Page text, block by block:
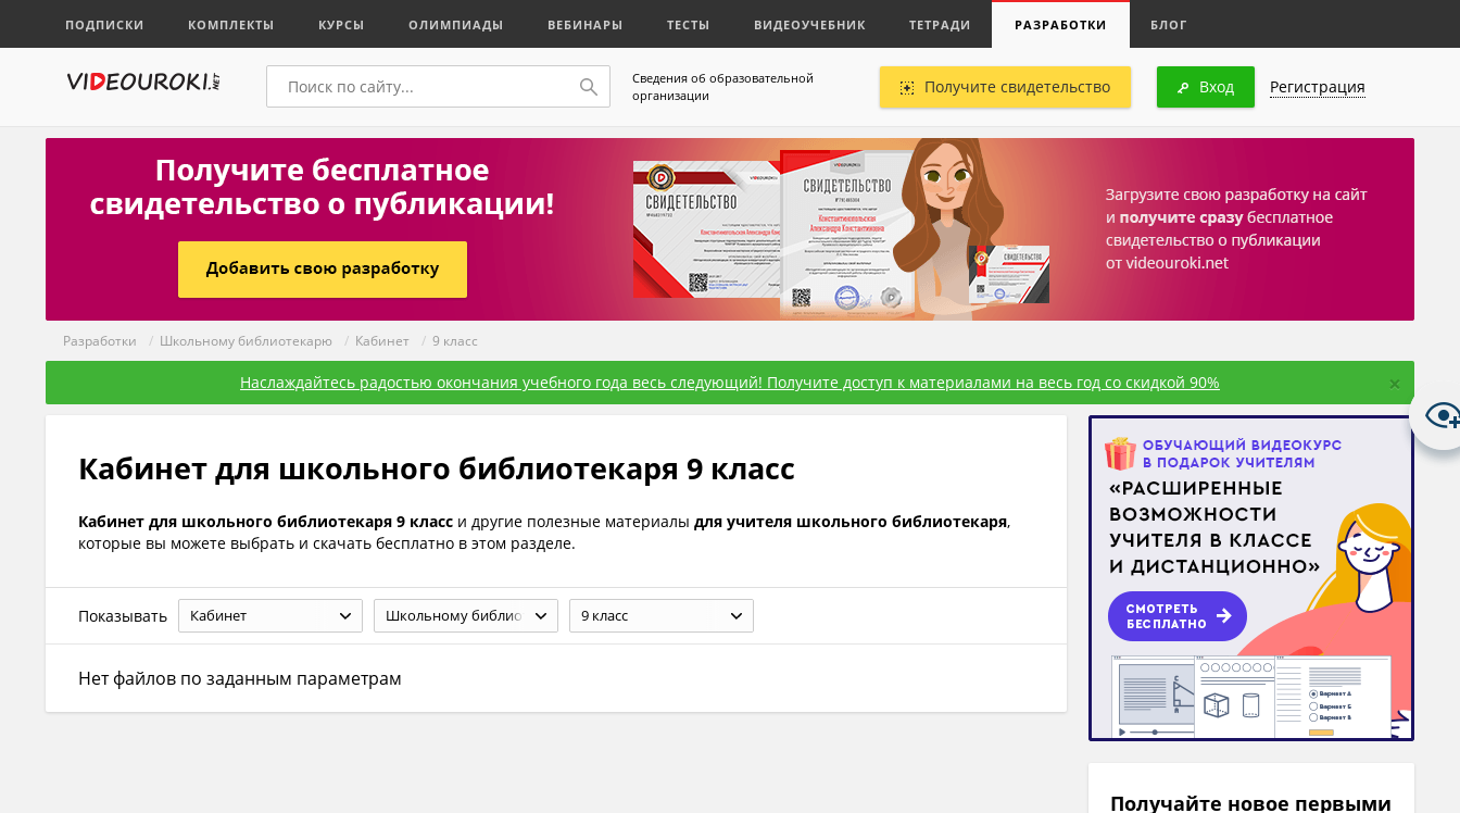
ПОДПИСКИ КОМПЛЕКТЫ КУРСЫ ОЛИМПИАДЫ ВЕБИНАРЫ ТЕСТЫ ВИДЕОУЧЕБНИК ТЕТРАДИ РАЗРАБОТКИ БЛОГ
Сведения об образовательной
организации
Получите свидетельство Вход Регистрация
Разработки / Школьному библиотекарю / Кабинет / 9 класс
Наслаждайтесь радостью окончания учебного года весь следующий! Получите доступ к материалами на весь год со скидкой 90% ×
Кабинет для школьного библиотекаря 9 класс
Кабинет для школьного библиотекаря 9 класс и другие полезные материалы для учителя школьного библиотекаря,
которые вы можете выбрать и скачать бесплатно в этом разделе.
Показывать Кабинет Школьному библиотекарю 9 класс
Нет файлов по заданным параметрам
Получайте новое первыми